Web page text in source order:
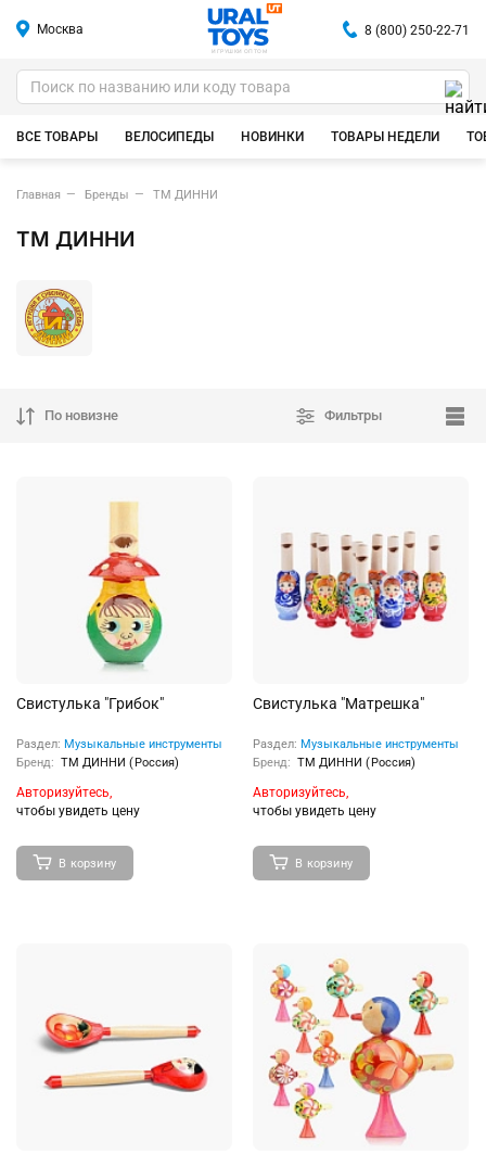
Москва
ИГРУШКИ ОПТОМ
8 (800) 250-22-71
ВСЕ ТОВАРЫ ВЕЛОСИПЕДЫ НОВИНКИ ТОВАРЫ НЕДЕЛИ
Главная Бренды ТМ ДИННИ
ТМ ДИННИ
По новизне Фильтры
Свистулька "Грибок"
Раздел: Музыкальные инструменты
Бренд: ТМ ДИННИ (Россия)
Авторизуйтесь,
чтобы увидеть цену
В корзину
Свистулька "Матрешка"
Раздел: Музыкальные инструменты
Бренд: ТМ ДИННИ (Россия)
Авторизуйтесь,
чтобы увидеть цену
В корзину